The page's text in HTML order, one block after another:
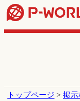
トップページ > 掲